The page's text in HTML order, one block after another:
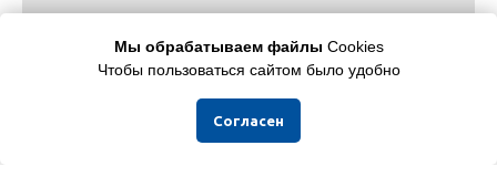
Мы обрабатываем файлы Cookies
Чтобы пользоваться сайтом было удобно
Согласен